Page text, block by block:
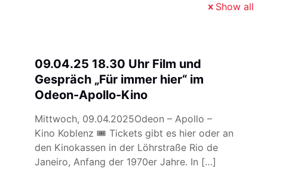
Show all
09.04.25 18.30 Uhr Film und
Gespräch „Für immer hier“ im
Odeon-Apollo-Kino
Mittwoch, 09.04.2025Odeon – Apollo –
Kino Koblenz 🎟 Tickets gibt es hier oder an
den Kinokassen in der Löhrstraße Rio de
Janeiro, Anfang der 1970er Jahre. In […]